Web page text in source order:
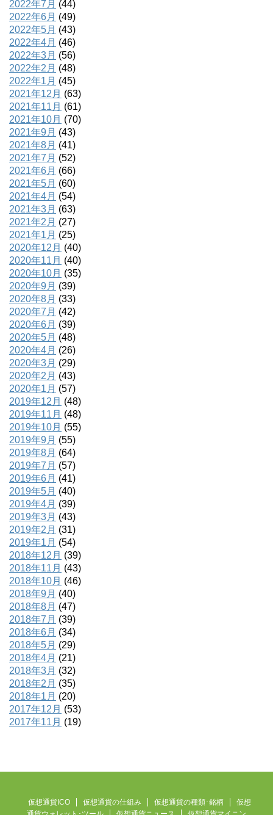
2022年7月 (44)
2022年6月 (49)
2022年5月 (43)
2022年4月 (46)
2022年3月 (56)
2022年2月 (48)
2022年1月 (45)
2021年12月 (63)
2021年11月 (61)
2021年10月 (70)
2021年9月 (43)
2021年8月 (41)
2021年7月 (52)
2021年6月 (66)
2021年5月 (60)
2021年4月 (54)
2021年3月 (63)
2021年2月 (27)
2021年1月 (25)
2020年12月 (40)
2020年11月 (40)
2020年10月 (35)
2020年9月 (39)
2020年8月 (33)
2020年7月 (42)
2020年6月 (39)
2020年5月 (48)
2020年4月 (26)
2020年3月 (29)
2020年2月 (43)
2020年1月 (57)
2019年12月 (48)
2019年11月 (48)
2019年10月 (55)
2019年9月 (55)
2019年8月 (64)
2019年7月 (57)
2019年6月 (41)
2019年5月 (40)
2019年4月 (39)
2019年3月 (43)
2019年2月 (31)
2019年1月 (54)
2018年12月 (39)
2018年11月 (43)
2018年10月 (46)
2018年9月 (40)
2018年8月 (47)
2018年7月 (39)
2018年6月 (34)
2018年5月 (29)
2018年4月 (21)
2018年3月 (32)
2018年2月 (35)
2018年1月 (20)
2017年12月 (53)
2017年11月 (19)
仮想通貨ICO 仮想通貨の仕組み 仮想通貨の種類･銘柄
仮想